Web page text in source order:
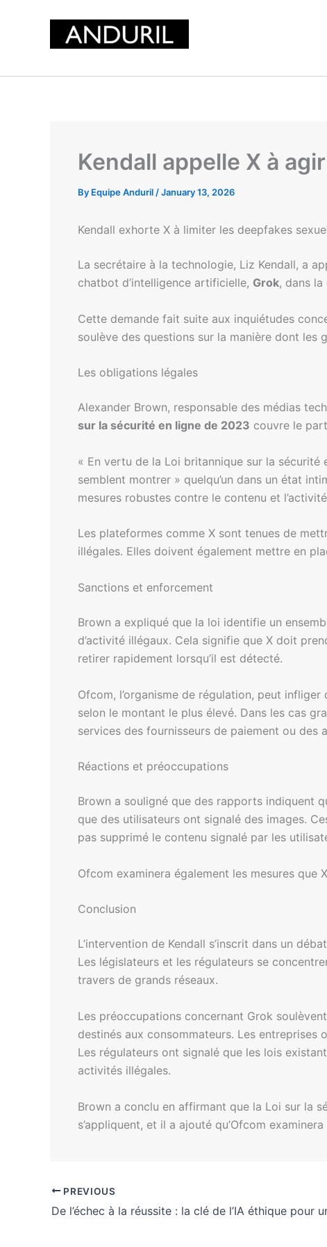
Kendall appelle X à
By Equipe Anduril /January 13, 2026
Kendall exhorte X à limiter les deepfakes
La secrétaire à la technologie, Liz Kendall, a
chatbot d’intelligence artificielle, Grok, dans la
Cette demande fait suite aux inquiétudes
soulève des questions sur la manière dont les
Les obligations légales
Alexander Brown, responsable des médias
sur la sécurité en ligne de 2023 couvre le
« En vertu de la Loi britannique sur la sécurité
semblent montrer » quelqu’un dans un état
mesures robustes contre le contenu et
Les plateformes comme X sont tenues de
illégales. Elles doivent également mettre en
Sanctions et enforcement
Brown a expliqué que la loi identifie un
d’activité illégaux. Cela signifie que X doit
retirer rapidement lorsqu’il est détecté.
Ofcom, l’organisme de régulation, peut infliger
selon le montant le plus élevé. Dans les cas
services des fournisseurs de paiement ou des
Réactions et préoccupations
Brown a souligné que des rapports indiquent
que des utilisateurs ont signalé des images.
pas supprimé le contenu signalé par les
Ofcom examinera également les mesures
Conclusion
L’intervention de Kendall s’inscrit dans un
Les législateurs et les régulateurs se
travers de grands réseaux.
Les préoccupations concernant Grok
destinés aux consommateurs. Les entreprises
Les régulateurs ont signalé que les lois
activités illégales.
Brown a conclu en affirmant que la Loi sur la
s’appliquent, et il a ajouté qu’Ofcom
PREVIOUS